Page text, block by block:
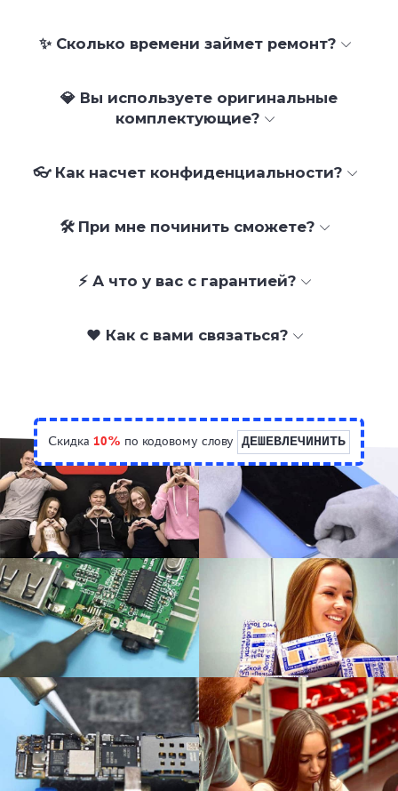
✨ Сколько времени займет ремонт?
💎 Вы используете оригинальные
комплектующие?
👓 Как насчет конфиденциальности?
🛠 При мне починить сможете?
⚡ А что у вас с гарантией?
❤️ Как с вами связаться?
Скидка 10% по кодовому слову ДЕШЕВЛЕЧИНИТЬ